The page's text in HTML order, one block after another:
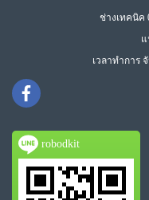
ช่างเทคนิค
แ
เวลาทำการ
robodkit